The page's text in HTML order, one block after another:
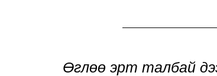
Өглөө эрт талбай